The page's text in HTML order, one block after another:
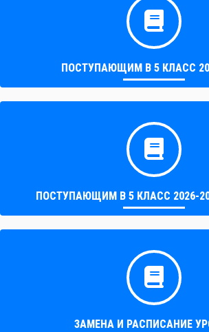
ПОСТУПАЮЩИМ В 5 КЛАСС
ПОСТУПАЮЩИМ В 5 КЛАСС 2026-
ЗАМЕНА И РАСПИСАНИЕ